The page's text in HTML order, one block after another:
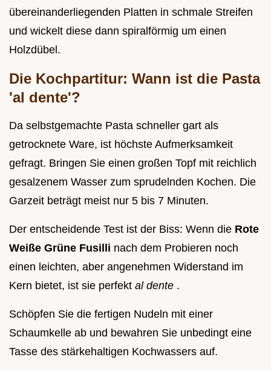
übereinanderliegenden Platten in schmale Streifen
und wickelt diese dann spiralförmig um einen
Holzdübel.
Die Kochpartitur: Wann ist die Pasta
'al dente'?
Da selbstgemachte Pasta schneller gart als
getrocknete Ware, ist höchste Aufmerksamkeit
gefragt. Bringen Sie einen großen Topf mit reichlich
gesalzenem Wasser zum sprudelnden Kochen. Die
Garzeit beträgt meist nur 5 bis 7 Minuten.
Der entscheidende Test ist der Biss: Wenn die Rote
Weiße Grüne Fusilli nach dem Probieren noch
einen leichten, aber angenehmen Widerstand im
Kern bietet, ist sie perfekt al dente .
Schöpfen Sie die fertigen Nudeln mit einer
Schaumkelle ab und bewahren Sie unbedingt eine
Tasse des stärkehaltigen Kochwassers auf.